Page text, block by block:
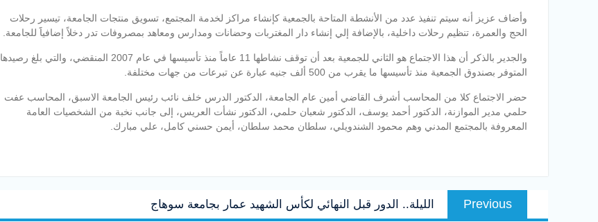
وأضاف عزيز أنه سيتم تنفيذ عدد من الأنشطة المتاحة بالجمعية كإنشاء مراكز لخدمة المجتمع، تسويق منتجات الجامعة، تيسير رحلات
الحج والعمرة، تنظيم رحلات داخلية، بالإضافة إلي إنشاء دار المغتربات وحضانات ومدارس ومعاهد بمصروفات تدر دخلاً إضافياََ للجامعة.
والجدير بالذكر أن هذا الاجتماع هو الثاني للجمعية بعد أن توقف نشاطها 11 عاماً منذ تأسيسها في عام 2007 المنقضي، والتي بلغ رصيدها
المتوفر بصندوق الجمعية منذ تأسيسها ما يقرب من 500 ألف جنيه عبارة عن تبرعات من جهات مختلفة.
حضر الاجتماع كلا من المحاسب أشرف القاضي أمين عام الجامعة، الدكتور الدرس خلف نائب رئيس الجامعة الاسبق، المحاسب عفت
حلمي مدير الموازنة، الدكتور أحمد يوسف، الدكتور شعبان حلمي، الدكتور نشأت العريس، إلى جانب نخبة من الشخصيات العامة
المعروفة بالمجتمع المدني وهم محمود الشندويلي، سلطان محمد سلطان، أيمن حسني كامل، علي مبارك.
تصفّح
المقالاتPrevious
Previous
post:
الليلة.. الدور قبل النهائي لكأس الشهيد عمار بجامعة سوهاج